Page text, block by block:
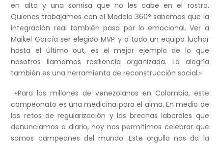
en alto y una sonrisa que no les cabe en el rostro.
Quienes trabajamos con el Modelo 360° sabemos que la
integración real también pasa por lo emocional. Ver a
Maikel García ser elegido MVP y a todo un equipo luchar
hasta el último out, es el mejor ejemplo de lo que
nosotros llamamos resiliencia organizada. La alegría
también es una herramienta de reconstrucción social.»
«Para los millones de venezolanos en Colombia, este
campeonato es una medicina para el alma. En medio de
los retos de regularización y las brechas laborales que
denunciamos a diario, hoy nos permitimos celebrar que
somos campeones del mundo. Este orgullo nos da la